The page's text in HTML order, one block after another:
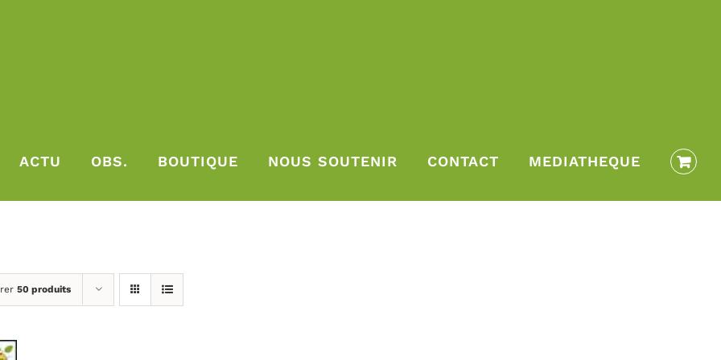
ACTU OBS. BOUTIQUE NOUS SOUTENIR CONTACT MEDIATHEQUE
50 produits